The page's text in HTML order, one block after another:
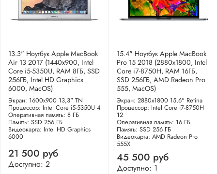
13.3" Ноутбук Apple MacBook
Air 13 2017 (1440x900, Intel
Core i5-5350U, RAM 8ГБ, SSD
256ГБ, Intel HD Graphics
6000, MacOS)
Экран: 1600x900 13,3" TN
Процессор: Intel Core i5-5350U 4
Оперативная память: 8 ГБ
Память: SSD 256 ГБ
Видеокарта: Intel HD Graphics
6000
21 500 руб
Доступно: 2
15.4" Ноутбук Apple MacBook
Pro 15 2018 (2880x1800, Intel
Core i7-8750H, RAM 16ГБ,
SSD 256ГБ, AMD Radeon Pro
555, MacOS)
Экран: 2880x1800 15,6" Retina
Процессор: Intel Core i7-8750H
12
Оперативная память: 16 ГБ
Память: SSD 256 ГБ
Видеокарта: AMD Radeon Pro
555X
45 500 руб
Доступно: 1